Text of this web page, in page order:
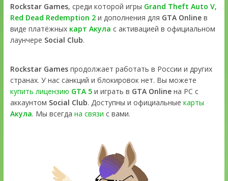
Rockstar Games, среди которой игры Grand Theft Auto V,
Red Dead Redemption 2и дополнения для GTA Onlineв
виде платёжных карт Акула с активацией в официальном
лаунчере Social Club.
Rockstar Gamesпродолжает работать в России и других
странах. У нас санкций и блокировок нет. Вы можете
купить лицензию GTA 5и играть в GTA Onlineна PC с
аккаунтом Social Club. Доступны и официальные карты
Акула. Мы всегда на связи с вами.